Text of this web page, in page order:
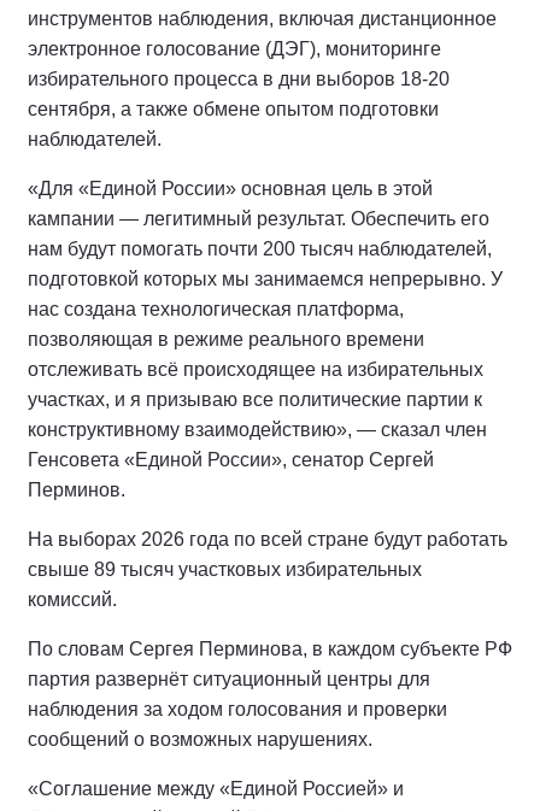
инструментов наблюдения, включая дистанционное
электронное голосование (ДЭГ), мониторинге
избирательного процесса в дни выборов 18-20
сентября, а также обмене опытом подготовки
наблюдателей.
«Для «Единой России» основная цель в этой
кампании — легитимный результат. Обеспечить его
нам будут помогать почти 200 тысяч наблюдателей,
подготовкой которых мы занимаемся непрерывно. У
нас создана технологическая платформа,
позволяющая в режиме реального времени
отслеживать всё происходящее на избирательных
участках, и я призываю все политические партии к
конструктивному взаимодействию», — сказал член
Генсовета «Единой России», сенатор Сергей
Перминов.
На выборах 2026 года по всей стране будут работать
свыше 89 тысяч участковых избирательных
комиссий.
По словам Сергея Перминова, в каждом субъекте РФ
партия развернёт ситуационный центры для
наблюдения за ходом голосования и проверки
сообщений о возможных нарушениях.
«Соглашение между «Единой Россией» и